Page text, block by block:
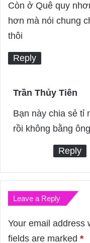
Còn ở Quê quy
hơn mà nói chung
thôi
Reply
Trần Thủy Tiên
a
y
:
Bạn này chia sẻ tỉ
rồi không bằng
Reply
Leave a Reply
Your email address
fields are marked *